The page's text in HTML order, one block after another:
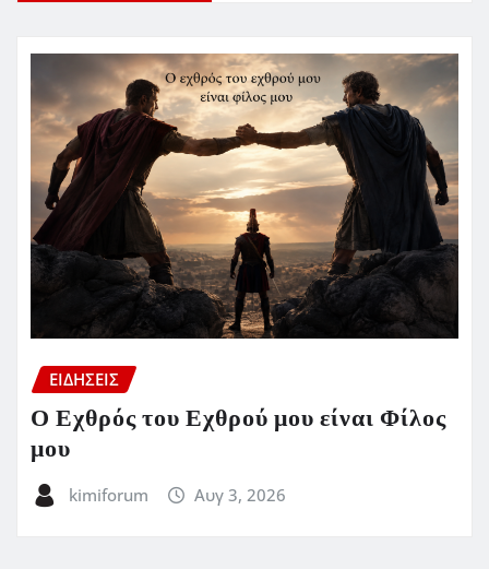
ΕΙΔΗΣΕΙΣ
Ο Εχθρός του Εχθρού μου είναι Φίλος
μου
kimiforum Αυγ 3, 2026